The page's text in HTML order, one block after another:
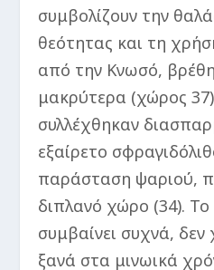
συμβολίζουν την
θεότητας και τη
από την Κνωσό,
μακρύτερα (χώρος
συλλέχθηκαν
εξαίρετο
παράσταση ψαριού,
διπλανό χώρο (34).
συμβαίνει συχνά,
ξανά στα μινωικά